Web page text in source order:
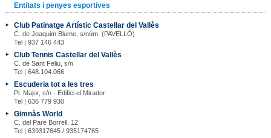
Entitats i penyes esportives
Club Patinatge Artístic Castellar del Vallès
C. de Joaquim Blume, s/núm. (PAVELLÓ)
Tel | 937 146 443
Club Tennis Castellar del Vallès
C. de Sant Feliu, s/n
Tel | 648.104.066
Escuderia tot a les tres
Pl. Major, s/n - Edifici el Mirador
Tel | 636 779 930
Gimnàs World
C. del Pare Borrell, 12
Tel | 639317645 / 935174765